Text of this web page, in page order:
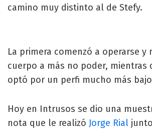
camino muy distinto al de Stefy.
La primera comenzó a operarse y
cuerpo a más no poder, mientras
optó por un perfi mucho más
Hoy en Intrusos se dio una
nota que le realizó Jorge Rial